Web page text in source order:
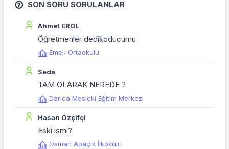
SON SORU SORULANLAR
Ahmet EROL
Öğretmenler dedikoducumu
Emek Ortaokulu
Seda
TAM OLARAK NEREDE ?
Darıca Mesleki Eğitim Merkezi
Hasan Özçifçi
Eski ismi?
Osman Apaçık İlkokulu